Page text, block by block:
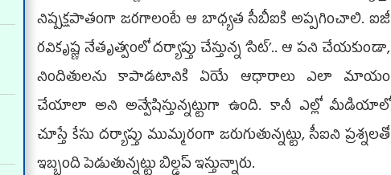
నిష్పక్షపాతంగా జరగాలంటే ఆ బాధ్యత సీబీఐకి అప్పగించాలి. ఐజీ
రవికృష్ణ నేతృత్వంలో దర్యాప్తు చేస్తున్న ‘సిట్‌’.. ఆ పని చేయకుండా,
నిందితులను కాపాడటానికి ఏయే ఆధారాలు ఎలా మాయం
చేయాలా అని అన్వేషిస్తున్నట్టుగా ఉంది. కానీ ఎల్లో మీడియాలో
చూస్తే కేసు దర్యాప్తు ముమ్మరంగా జరుగుతున్నట్టు, సీఐని ప్రశ్నలతో
ఇబ్బంది పెడుతున్నట్టు బిల్డప్‌ ఇస్తున్నారు.